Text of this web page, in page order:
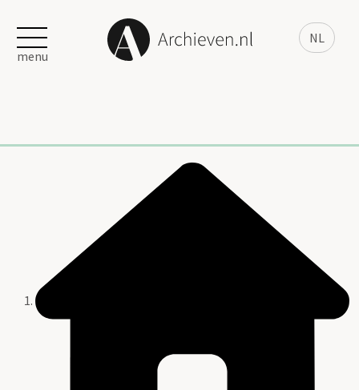
NL
menu